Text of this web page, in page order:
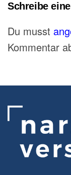
Schreibe
Du musst
Kommentar